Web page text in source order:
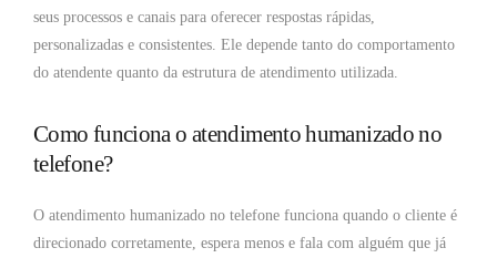
seus processos e canais para oferecer respostas rápidas,
personalizadas e consistentes. Ele depende tanto do comportamento
do atendente quanto da estrutura de atendimento utilizada.
Como funciona o atendimento humanizado no
telefone?
O atendimento humanizado no telefone funciona quando o cliente é
direcionado corretamente, espera menos e fala com alguém que já